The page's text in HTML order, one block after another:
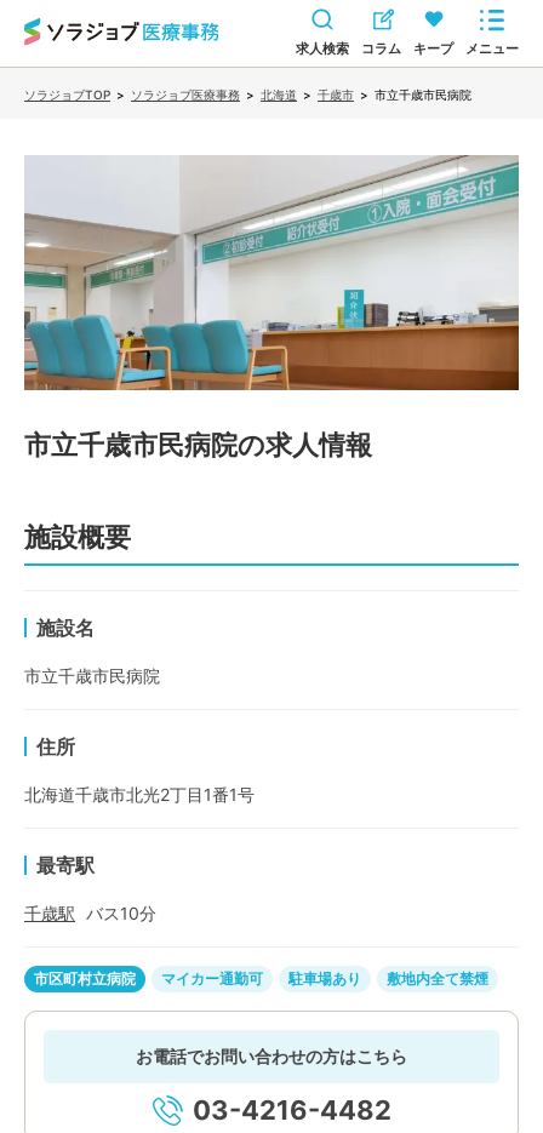
求人検索 コラム キープ メニュー
ソラジョブTOP > ソラジョブ医療事務 > 北海道 > 千歳市 > 市立千歳市民病院
市立千歳市民病院の求人情報
施設概要
施設名
市立千歳市民病院
住所
北海道千歳市北光2丁目1番1号
最寄駅
千歳駅 バス10分
市区町村立病院 マイカー通勤可 駐車場あり 敷地内全て禁煙
お電話でお問い合わせの方はこちら
03-4216-4482